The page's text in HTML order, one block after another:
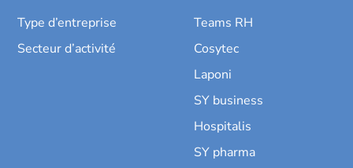
Type d’entreprise
Secteur d’activité
Teams RH
Cosytec
Laponi
SY business
Hospitalis
SY pharma